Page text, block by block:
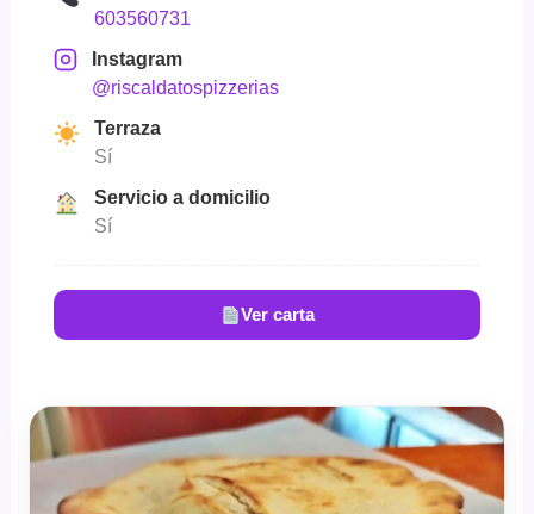
603560731
Instagram
@riscaldatospizzerias
Terraza
Sí
Servicio a domicilio
Sí
Ver carta